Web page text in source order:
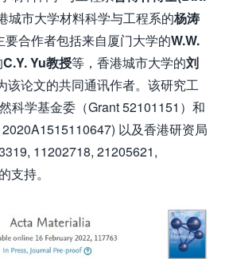
城市大学材料科学与工程系的杨涛
要合作者包括来自厦门大学的W.W.
C.Y. Yu教授等，香港城市大学的刘
该论文的共同通讯作者。该研究工
科学基金委（Grant 52101151）和
以及香港研资局
11202718, 21205621,
支持。